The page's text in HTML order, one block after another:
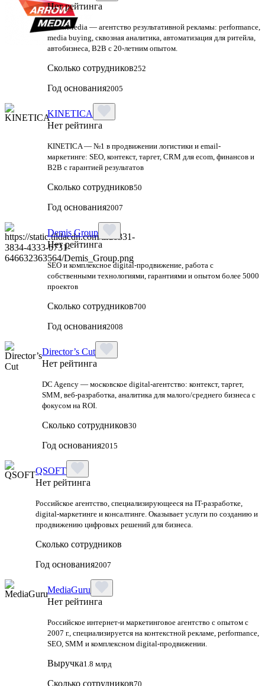
Нет рейтинга
ArrowMedia — агентство результативной рекламы: performance,
media buying, сквозная аналитика, автоматизация для ритейла,
автобизнеса, B2B с 20-летним опытом.
Сколько сотрудников252
Год основания2005
KINETICA
Нет рейтинга
KINETICA — №1 в продвижении логистики и email-
маркетинге: SEO, контекст, таргет, CRM для ecom, финансов и
B2B с гарантией результатов
Сколько сотрудников50
Год основания2007
Demis Group
Нет рейтинга
SEO и комплексное digital-продвижение, работа с
собственными технологиями, гарантиями и опытом более 5000
проектов
Сколько сотрудников700
Год основания2008
Director’s Cut
Нет рейтинга
DC Agency — московское digital-агентство: контекст, таргет,
SMM, веб-разработка, аналитика для малого/среднего бизнеса с
фокусом на ROI.
Сколько сотрудников30
Год основания2015
QSOFT
Нет рейтинга
Российское агентство, специализирующееся на IT-разработке,
digital-маркетинге и консалтинге. Оказывает услуги по созданию и
продвижению цифровых решений для бизнеса.
Сколько сотрудников
Год основания2007
MediaGuru
Нет рейтинга
Российское интернет-и маркетинговое агентство с опытом с
2007 г., специализируется на контекстной рекламе, performance,
SEO, SMM и комплексном digital-продвижении.
Выручка1.8 млрд
Сколько сотрудников70